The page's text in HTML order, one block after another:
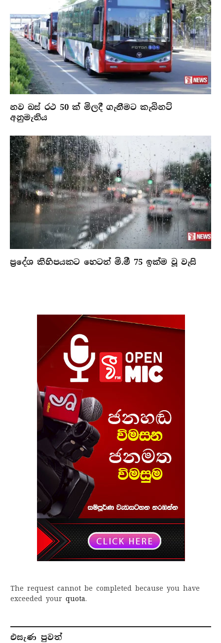
නව බස් රථ 50 ක් මිලදී ගැනීමට කැබිනට්
අනුමැතිය
ප්‍රදේශ කිහිපයකට හෙටත් මි.මී 75 ඉක්ම වූ වැසි
The request cannot be completed because you have
exceeded your quota.
එසැණ පුව​ත්